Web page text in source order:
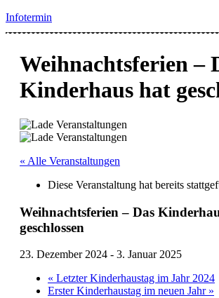
Infotermin
Weihnachtsferien –
Kinderhaus hat
« Alle Veranstaltungen
Diese Veranstaltung hat bereits
Weihnachtsferien – Das
geschlossen
23. Dezember 2024 - 3. Januar 2025
« Letzter Kinderhaustag im Jahr 2024
Erster Kinderhaustag im neuen Jahr »